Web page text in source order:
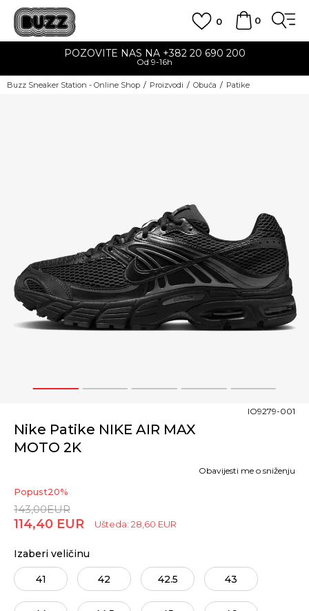
0
0
POZOVITE NAS NA +382 20 690 200
Od 9-16h
Buzz Sneaker Station - Online Shop Proizvodi Obuća Patike
1 2 3 4 5
Nike Patike NIKE AIR MAX
MOTO 2K
IO9279-001
Popust20%
143,00EUR
114,40 EUR Ušteda: 28,60 EUR
Obavijesti me o sniženju
Izaberi veličinu
41 42 42.5 43